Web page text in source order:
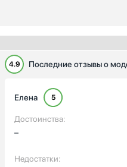
4.9 Последние отзывы о
Елена 5
Достоинства:
–
Недостатки: